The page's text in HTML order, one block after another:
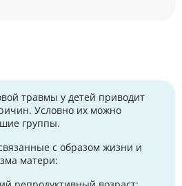
травмы у детей приводит
Условно их можно
группы.
с образом жизни и
матери: